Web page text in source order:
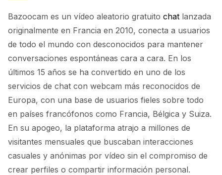
Bazoocam es un vídeo aleatorio gratuito chat lanzada
originalmente en Francia en 2010, conecta a usuarios
de todo el mundo con desconocidos para mantener
conversaciones espontáneas cara a cara. En los
últimos 15 años se ha convertido en uno de los
servicios de chat con webcam más reconocidos de
Europa, con una base de usuarios fieles sobre todo
en países francófonos como Francia, Bélgica y Suiza.
En su apogeo, la plataforma atrajo a millones de
visitantes mensuales que buscaban interacciones
casuales y anónimas por vídeo sin el compromiso de
crear perfiles o compartir información personal.